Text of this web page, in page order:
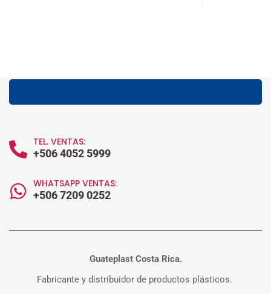
TEL. VENTAS:
+506 4052 5999
WHATSAPP VENTAS:
+506 7209 0252
Guateplast Costa Rica.
Fabricante y distribuidor de productos plásticos.